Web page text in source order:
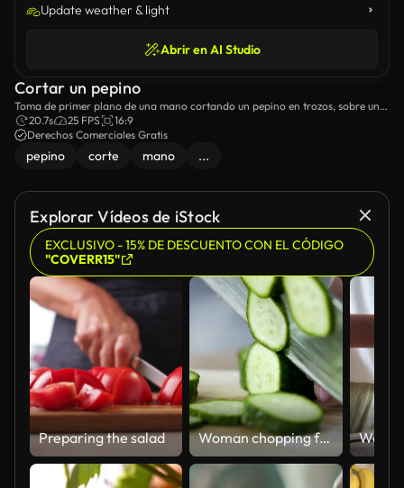
Update weather & light
Abrir en AI Studio
Cortar un pepino
Toma de primer plano de una mano cortando un pepino en trozos, sobre una
tabla de cortar.
20.7s 25 FPS
16:9
Derechos Comerciales Gratis
pepino corte mano ...
Explorar Vídeos de iStock
EXCLUSIVO - 15% DE DESCUENTO CON EL CÓDIGO
"COVERR15"
Preparing the salad Woman chopping fresh cucumber vegetables, cooking salad for supper, healthcare